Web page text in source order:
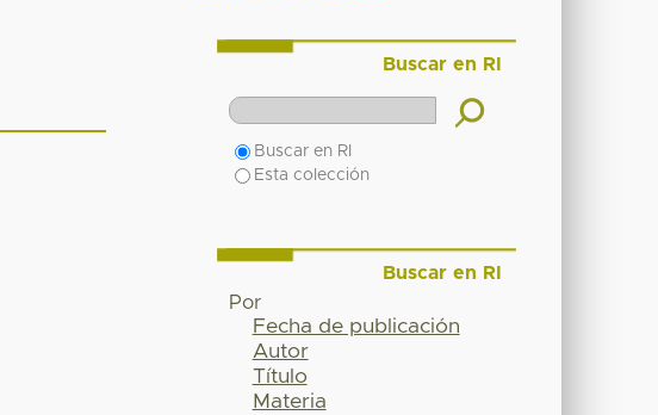
Buscar en RI
Buscar en RI
Esta colección
Buscar en RI
Por
Fecha de publicación
Autor
Título
Materia